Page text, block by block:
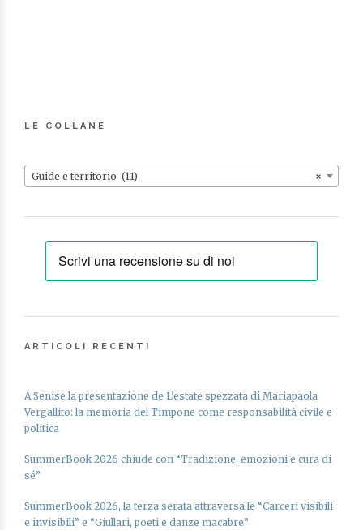
LE COLLANE
×
Guide e territorio (11)
ARTICOLI RECENTI
A Senise la presentazione de L’estate spezzata di Mariapaola
Vergallito: la memoria del Timpone come responsabilità civile e
politica
SummerBook 2026 chiude con “Tradizione, emozioni e cura di
sé”
SummerBook 2026, la terza serata attraversa le “Carceri visibili
e invisibili” e “Giullari, poeti e danze macabre”